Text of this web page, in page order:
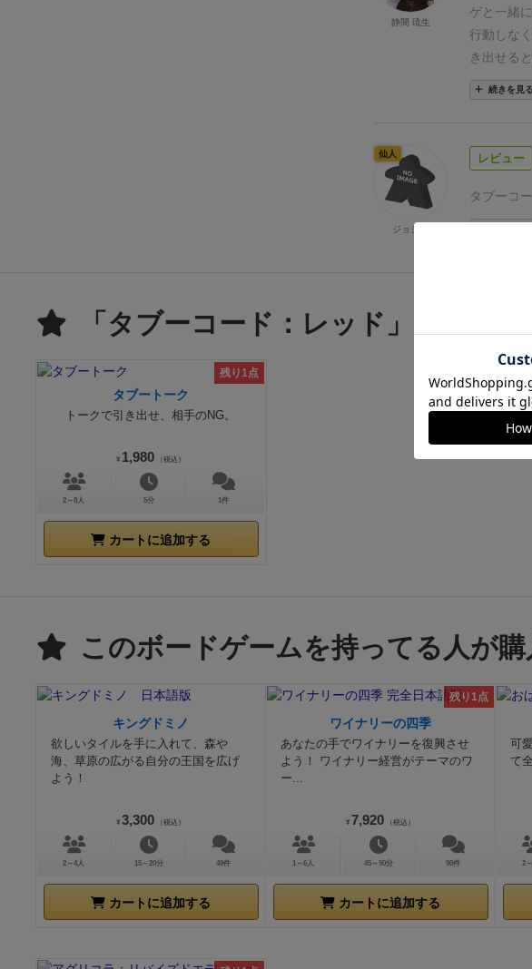
ゲと一緒
行動しな
き出せる
続きを見る
静間 琉生
レビュー
タブーコ
仙人
ジョジョ
「タブーコード：レッド」の関連商
残り1点
タブートーク
トークで引き出せ、相手のNG。
¥ 1,980 （税込）
2～8人 5分 1件
カートに追加する
このボードゲームを持ってる人が
キングドミノ
欲しいタイルを手に入れて、森や
海、草原の広がる自分の王国を広げ
よう！
¥ 3,300 （税込）
2～4人 15～20分 49件
カートに追加する
残り1点
ワイナリーの四季
あなたの手でワイナリーを復興させ
よう！ ワイナリー経営がテーマのワ
ー...
¥ 7,920 （税込）
1～6人 45～90分 90件
カートに追加する
可
て
2